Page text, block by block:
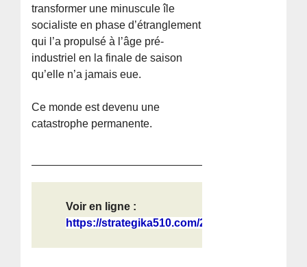
transformer une minuscule île
socialiste en phase d’étranglement
qui l’a propulsé à l’âge pré-
industriel en la finale de saison
qu’elle n’a jamais eue.
Ce monde est devenu une
catastrophe permanente.
Voir en ligne :
https://strategika510.com/2026/05/2...